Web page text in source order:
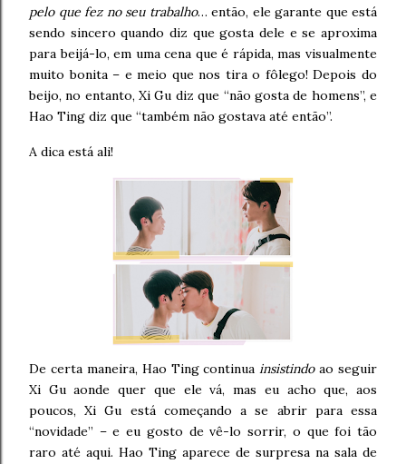
pelo que fez no seu trabalho… então, ele garante que está
sendo sincero quando diz que gosta dele e se aproxima
para beijá-lo, em uma cena que é rápida, mas visualmente
muito bonita – e meio que nos tira o fôlego! Depois do
beijo, no entanto, Xi Gu diz que “não gosta de homens”, e
Hao Ting diz que “também não gostava até então”.
A dica está ali!
De certa maneira, Hao Ting continuainsistindoao seguir
Xi Gu aonde quer que ele vá, mas eu acho que, aos
poucos, Xi Gu está começando a se abrir para essa
“novidade” – e eu gosto de vê-lo sorrir, o que foi tão
raro até aqui. Hao Ting aparece de surpresa na sala de